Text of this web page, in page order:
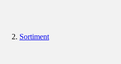
Sortiment